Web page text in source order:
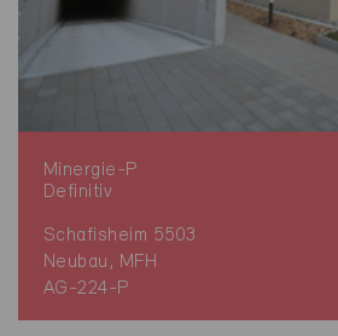
Minergie-P
Definitiv
Schafisheim 5503
Neubau, MFH
AG-224-P